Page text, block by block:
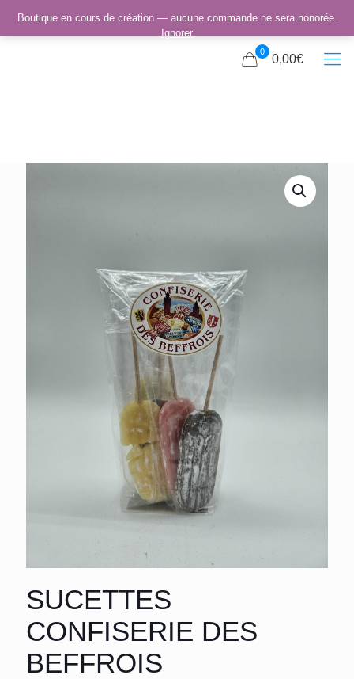
0
0,00€
SUCETTES
CONFISERIE DES
BEFFROIS
Boutique en cours de création — aucune commande ne sera honorée.
Ignorer